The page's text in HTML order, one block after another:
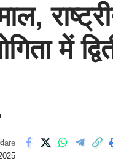
में